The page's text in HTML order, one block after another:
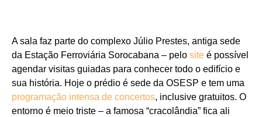
A sala faz parte do complexo Júlio Prestes, antiga sede
da Estação Ferroviária Sorocabana – pelo site é possível
agendar visitas guiadas para conhecer todo o edifício e
sua história. Hoje o prédio é sede da OSESP e tem uma
programação intensa de concertos, inclusive gratuitos. O
entorno é meio triste – a famosa “cracolândia” fica ali